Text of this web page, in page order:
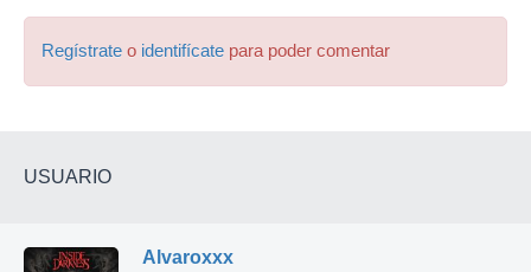
Regístrate o identifícate para poder comentar
USUARIO
Alvaroxxx